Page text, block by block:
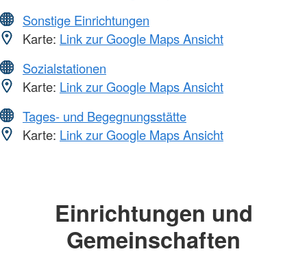
Sonstige Einrichtungen
Karte: Link zur Google Maps Ansicht
Sozialstationen
Karte: Link zur Google Maps Ansicht
Tages- und Begegnungsstätte
Karte: Link zur Google Maps Ansicht
Einrichtungen und
Gemeinschaften